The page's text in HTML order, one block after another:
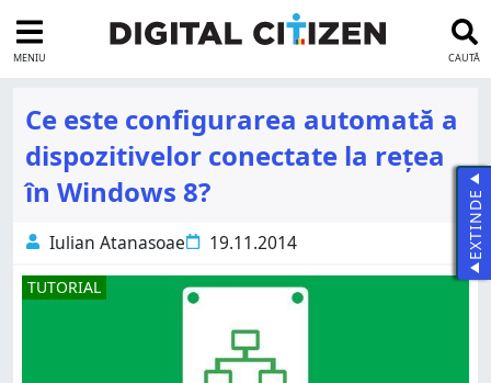
MENIU CAUTĂ
Ce este configurarea automată a
dispozitivelor conectate la rețea
în Windows 8?
Iulian Atanasoae 19.11.2014
TUTORIAL
EXTINDE